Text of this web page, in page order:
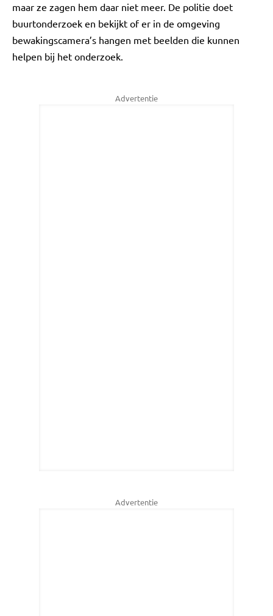
maar ze zagen hem daar niet meer. De politie doet
buurtonderzoek en bekijkt of er in de omgeving
bewakingscamera’s hangen met beelden die kunnen
helpen bij het onderzoek.
Advertentie
Advertentie